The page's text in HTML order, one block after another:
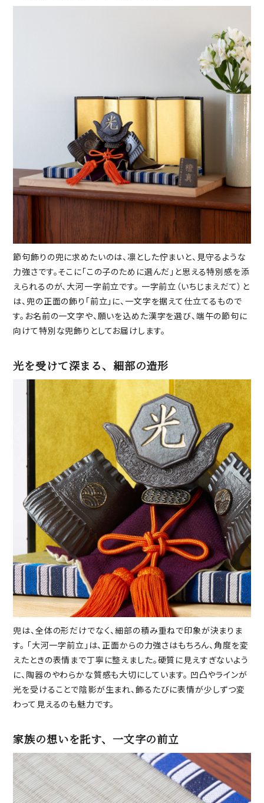
節句飾りの兜に求めたいのは、凛とした佇まいと、見守るような
力強さです。そこに「この子のために選んだ」と思える特別感を添
えられるのが、大河一字前立です。 一字前立（いちじまえだて）と
は、兜の正面の飾り「前立」に、一文字を据えて仕立てるもので
す。お名前の一文字や、願いを込めた漢字を選び、端午の節句に
向けて特別な兜飾りとしてお届けします。
光を受けて深まる、細部の造形
兜は、全体の形だけでなく、細部の積み重ねで印象が決まりま
す。 「大河一字前立」は、正面からの力強さはもちろん、角度を変
えたときの表情まで丁寧に整えました。硬質に見えすぎないよう
に、陶器のやわらかな質感も大切にしています。 凹凸やラインが
光を受けることで陰影が生まれ、飾るたびに表情が少しずつ変
わって見えるのも魅力です。
家族の想いを託す、一文字の前立